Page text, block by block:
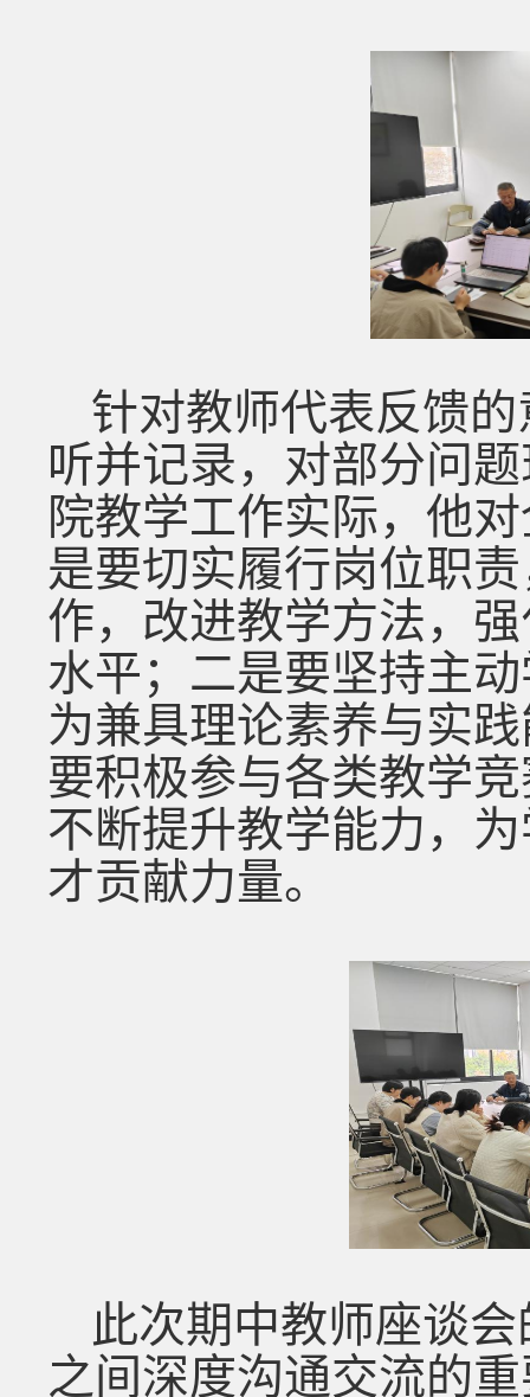
针对教师代表反馈
听并记录，对部分问
院教学工作实际，他
是要切实履行岗位职
作，改进教学方法，
水平；二是要坚持主
为兼具理论素养与实
要积极参与各类教学
不断提升教学能力，为
才贡献力量。
此次期中教师座谈
之间深度沟通交流的